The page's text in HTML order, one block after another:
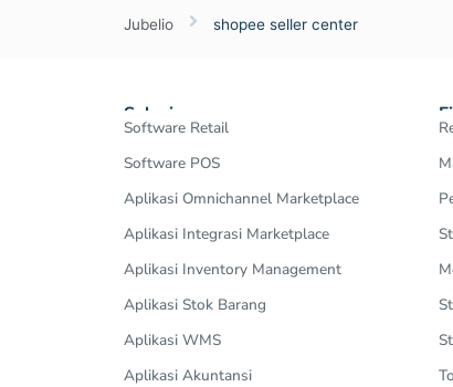
Jubelio shopee seller center
Solusi
Software Retail
Software POS
Aplikasi Omnichannel Marketplace
Aplikasi Integrasi Marketplace
Aplikasi Inventory Management
Aplikasi Stok Barang
Aplikasi WMS
Aplikasi Akuntansi